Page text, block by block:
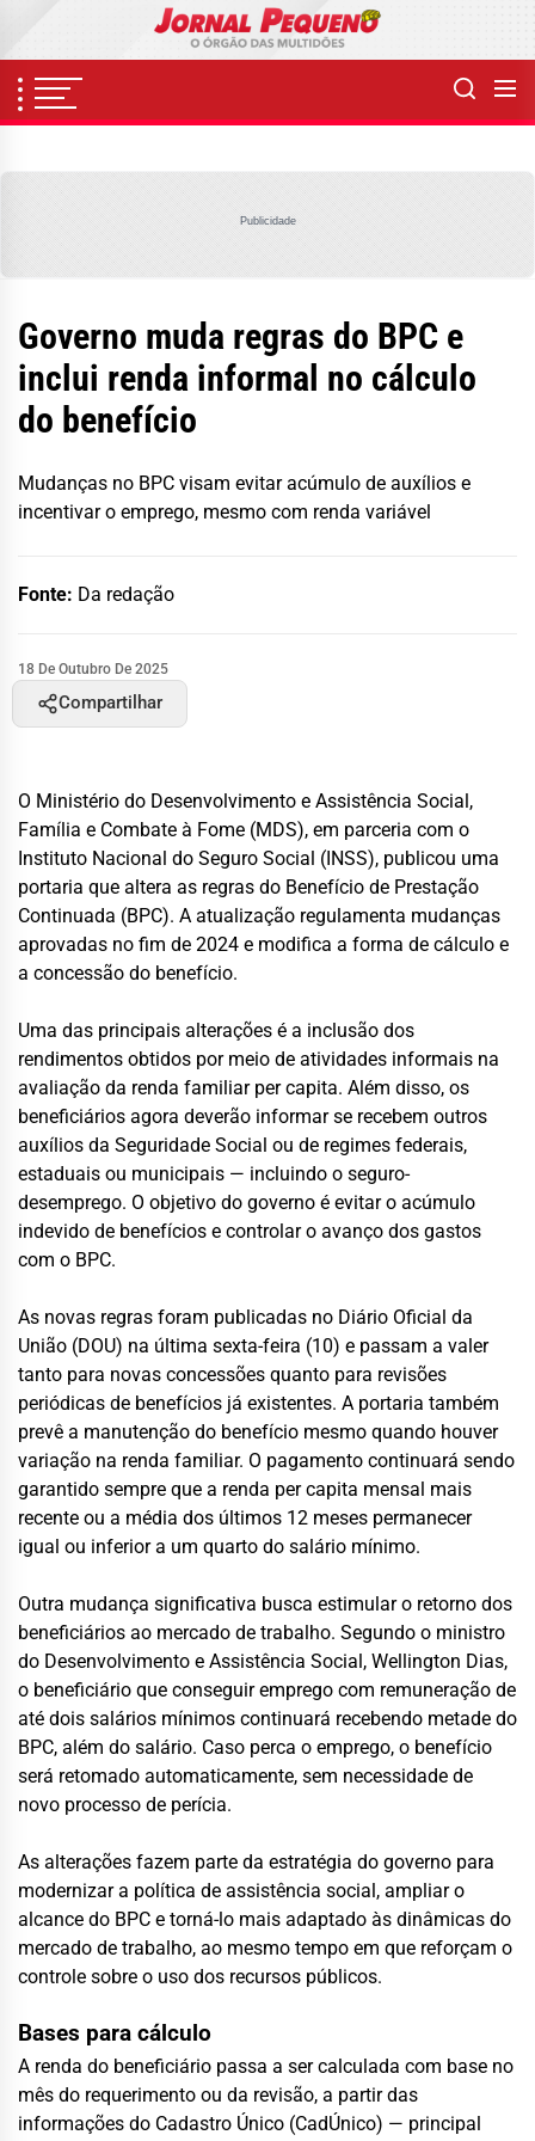
content
Publicidade
Governo muda regras do BPC e
inclui renda informal no cálculo
do benefício
Mudanças no BPC visam evitar acúmulo de auxílios e
incentivar o emprego, mesmo com renda variável
Fonte: Da redação
18 De Outubro De 2025
Compartilhar
O Ministério do Desenvolvimento e Assistência Social,
Família e Combate à Fome (MDS), em parceria com o
Instituto Nacional do Seguro Social (INSS), publicou uma
portaria que altera as regras do Benefício de Prestação
Continuada (BPC). A atualização regulamenta mudanças
aprovadas no fim de 2024 e modifica a forma de cálculo e
a concessão do benefício.
Uma das principais alterações é a inclusão dos
rendimentos obtidos por meio de atividades informais na
avaliação da renda familiar per capita. Além disso, os
beneficiários agora deverão informar se recebem outros
auxílios da Seguridade Social ou de regimes federais,
estaduais ou municipais — incluindo o seguro-
desemprego. O objetivo do governo é evitar o acúmulo
indevido de benefícios e controlar o avanço dos gastos
com o BPC.
As novas regras foram publicadas no Diário Oficial da
União (DOU) na última sexta-feira (10) e passam a valer
tanto para novas concessões quanto para revisões
periódicas de benefícios já existentes. A portaria também
prevê a manutenção do benefício mesmo quando houver
variação na renda familiar. O pagamento continuará sendo
garantido sempre que a renda per capita mensal mais
recente ou a média dos últimos 12 meses permanecer
igual ou inferior a um quarto do salário mínimo.
Outra mudança significativa busca estimular o retorno dos
beneficiários ao mercado de trabalho. Segundo o ministro
do Desenvolvimento e Assistência Social, Wellington Dias,
o beneficiário que conseguir emprego com remuneração de
até dois salários mínimos continuará recebendo metade do
BPC, além do salário. Caso perca o emprego, o benefício
será retomado automaticamente, sem necessidade de
novo processo de perícia.
As alterações fazem parte da estratégia do governo para
modernizar a política de assistência social, ampliar o
alcance do BPC e torná-lo mais adaptado às dinâmicas do
mercado de trabalho, ao mesmo tempo em que reforçam o
controle sobre o uso dos recursos públicos.
Bases para cálculo
A renda do beneficiário passa a ser calculada com base no
mês do requerimento ou da revisão, a partir das
informações do Cadastro Único (CadÚnico) — principal